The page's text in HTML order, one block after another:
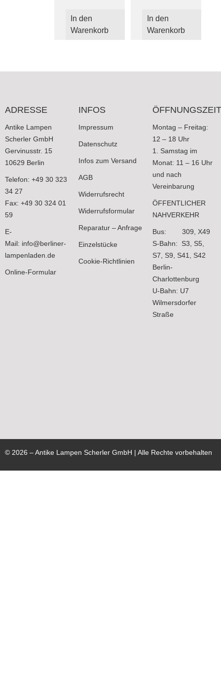
In den
Warenkorb
In den
Warenkorb
ADRESSE
Antike Lampen
Scherler GmbH
Gervinusstr. 15
10629 Berlin
Telefon: +49 30 323
34 27
Fax: +49 30 324 01
59
E-
Mail: info@berliner-
lampenladen.de
Online-Formular
INFOS
Impressum
Datenschutz
Infos zum Versand
AGB
Widerrufsrecht
Widerrufsformular
Reparatur – Anfrage
Einzelstücke
Cookie-Richtlinien
Montag – Freitag:
12 – 18 Uhr
1. Samstag im
Monat: 11 – 16 Uhr
und nach
Vereinbarung
ÖFFENTLICHER
NAHVERKEHR
Bus: 309, X49
S-Bahn: S3, S5,
S7, S9, S41, S42
Berlin-
Charlottenburg
U-Bahn: U7
Wilmersdorfer
Straße
© 2026 – Antike Lampen Scherler GmbH | Alle Rechte vorbehalten